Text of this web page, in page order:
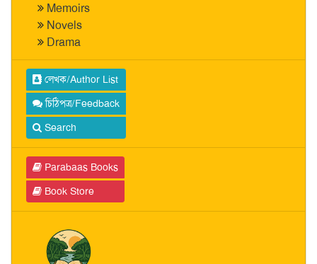
Memoirs
Novels
Drama
লেখক/Author List
চিঠিপত্র/Feedback
Search
Parabaas Books
Book Store